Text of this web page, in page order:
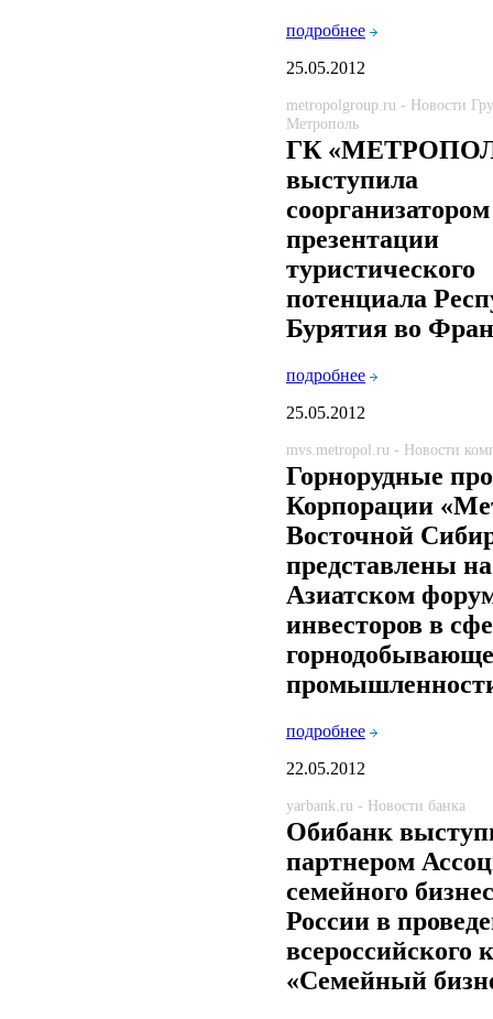
подробнее
25.05.2012
metropolgroup.ru - Новости
Метрополь
ГК
выступила
соорганизатором
презентации
туристического
потенциала
Бурятия во
подробнее
25.05.2012
mvs.metropol.ru - Новости
Горнорудные
Корпорации
Восточной
представлены
Азиатском
инвесторов в
подробнее
22.05.2012
yarbank.ru - Новости банка
Обибанк
партнером
семейного
России в
всероссийского
«Семейный